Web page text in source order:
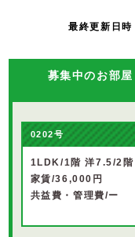
最終更新日
募集中のお部屋
0202号
1LDK/1階 洋7.5/2
家賃/36,000円
共益費・管理費/ー